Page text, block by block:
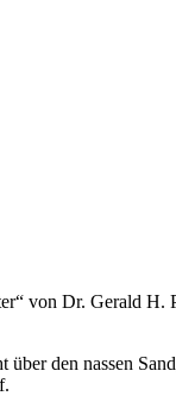
von Dr. Gerald H.
den nassen